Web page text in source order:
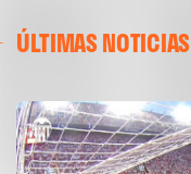
ÚLTIMAS NOTICIAS